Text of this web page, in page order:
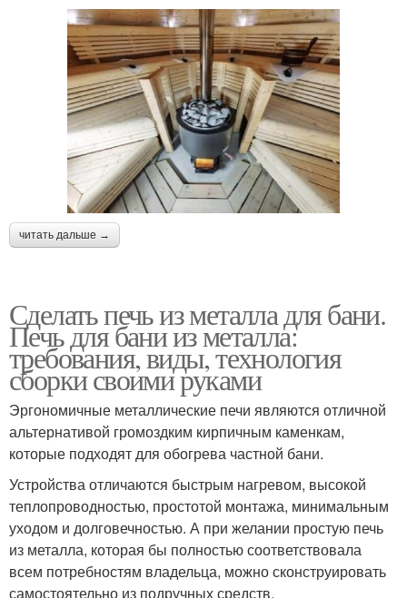
читать дальше →
Сделать печь из металла для бани.
Печь для бани из металла:
требования, виды, технология
сборки своими руками
Эргономичные металлические печи являются отличной
альтернативой громоздким кирпичным каменкам,
которые подходят для обогрева частной бани.
Устройства отличаются быстрым нагревом, высокой
теплопроводностью, простотой монтажа, минимальным
уходом и долговечностью. А при желании простую печь
из металла, которая бы полностью соответствовала
всем потребностям владельца, можно сконструировать
самостоятельно из подручных средств.